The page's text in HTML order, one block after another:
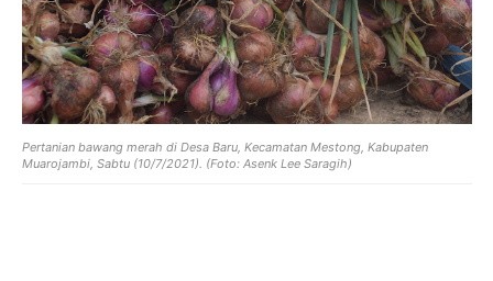
Pertanian bawang merah di Desa Baru, Kecamatan Mestong, Kabupaten
Muarojambi, Sabtu (10/7/2021). (Foto: Asenk Lee Saragih)